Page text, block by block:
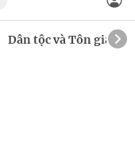
Dân tộc và Tôn giáo